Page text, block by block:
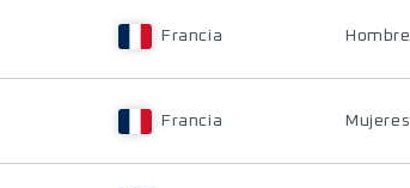
Francia Hombre
Francia Mujeres